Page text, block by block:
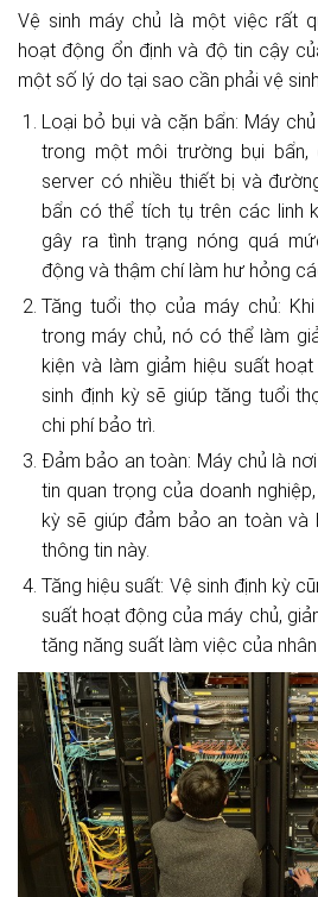
Vệ sinh máy chủ là một việc rất
hoạt động ổn định và độ tin cậy
một số lý do tại sao cần phải vệ
Loại bỏ bụi và cặn bẩn: Máy
trong một môi trường bụi
server có nhiều thiết bị và
bẩn có thể tích tụ trên các linh
gây ra tình trạng nóng quá
động và thậm chí làm hư hỏng
Tăng tuổi thọ của máy chủ:
trong máy chủ, nó có thể làm
kiện và làm giảm hiệu suất
sinh định kỳ sẽ giúp tăng tuổi
chi phí bảo trì.
Đảm bảo an toàn: Máy chủ là
tin quan trọng của doanh
kỳ sẽ giúp đảm bảo an toàn
thông tin này.
Tăng hiệu suất: Vệ sinh định kỳ
suất hoạt động của máy chủ,
tăng năng suất làm việc của